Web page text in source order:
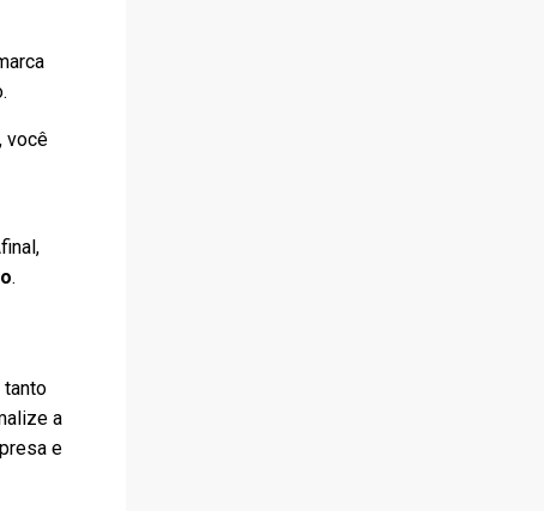
você
.
tanto
a
e